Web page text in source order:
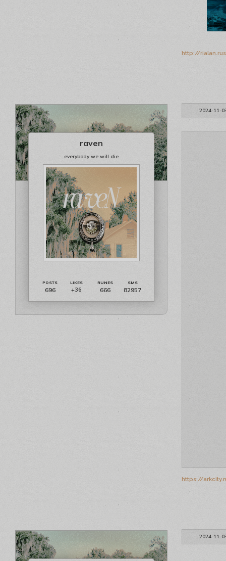
http://
2024-11-
raven
everybody we will die
696 +36 666 82957
https://
2024-11-